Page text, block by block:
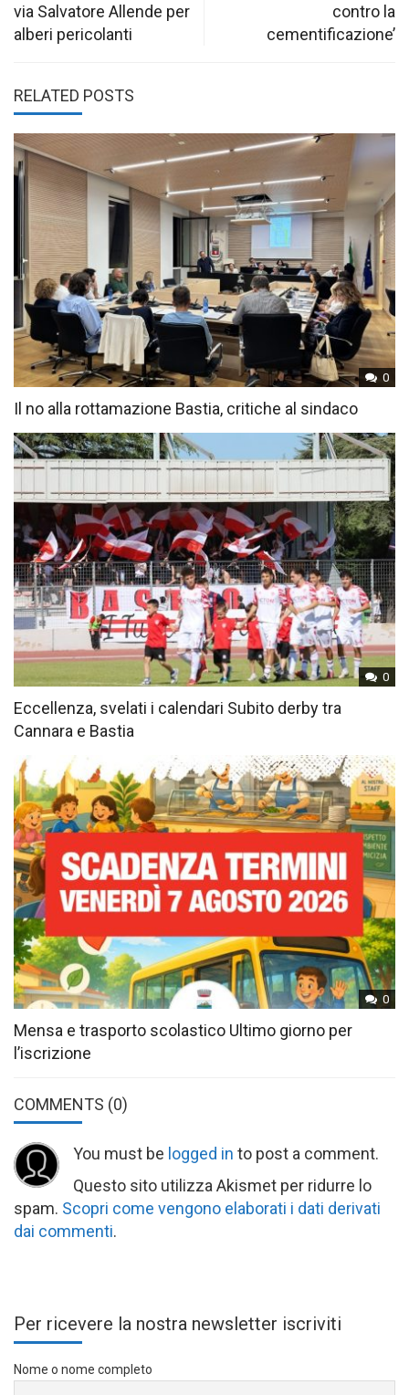
via Salvatore Allende per
alberi pericolanti
contro la
cementificazione’
RELATED POSTS
0
Il no alla rottamazione Bastia, critiche al sindaco
0
Eccellenza, svelati i calendari Subito derby tra
Cannara e Bastia
0
Mensa e trasporto scolastico Ultimo giorno per
l’iscrizione
COMMENTS (0)
You must be logged in to post a comment.
Questo sito utilizza Akismet per ridurre lo
spam. Scopri come vengono elaborati i dati derivati
dai commenti.
Per ricevere la nostra newsletter iscriviti
Nome o nome completo